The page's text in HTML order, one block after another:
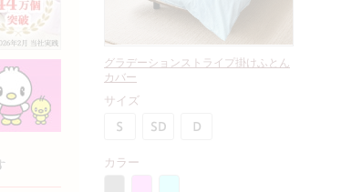
グラデーションストライプ掛けふとん
カバー
サイズ
カラー